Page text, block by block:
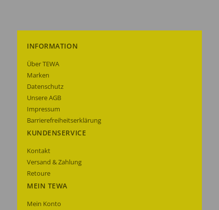
INFORMATION
Über TEWA
Marken
Datenschutz
Unsere AGB
Impressum
Barrierefreiheitserklärung
KUNDENSERVICE
Kontakt
Versand & Zahlung
Retoure
MEIN TEWA
Mein Konto